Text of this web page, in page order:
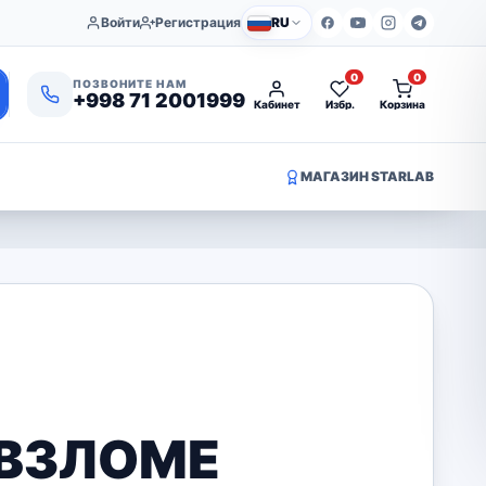
Войти Регистрация RU
ПОЗВОНИТЕ НАМ
+998 71 2001999 Кабинет Избр.
0
Корзина
0
МАГАЗИН STARLAB